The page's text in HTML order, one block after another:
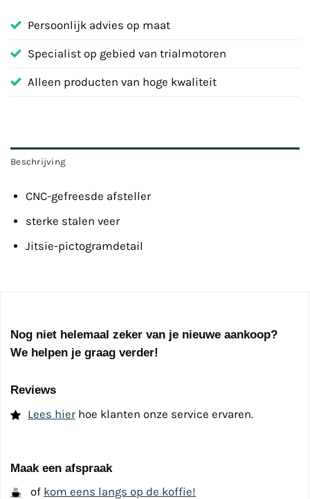
Persoonlijk advies op maat
Specialist op gebied van trialmotoren
Alleen producten van hoge kwaliteit
Beschrijving
CNC-gefreesde afsteller
sterke stalen veer
Jitsie-pictogramdetail
Nog niet helemaal zeker van je nieuwe aankoop?
We helpen je graag verder!
Reviews
Lees hier hoe klanten onze service ervaren.
Maak een afspraak
of kom eens langs op de koffie!